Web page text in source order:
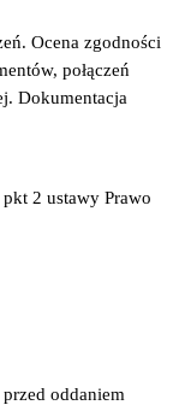
Ocena zgodności
połączeń
Dokumentacja
2 ustawy Prawo
oddaniem